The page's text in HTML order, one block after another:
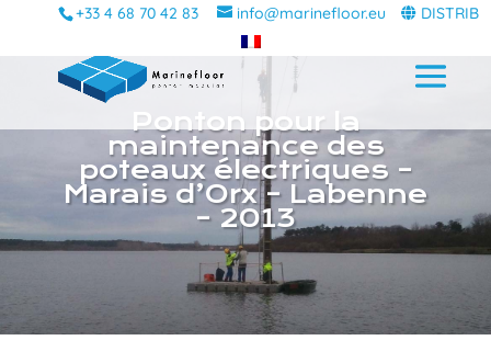
+33 4 68 70 42 83 info@marinefloor.eu DISTRIB
Ponton pour la
maintenance des
poteaux électriques –
Marais d’Orx – Labenne
– 2013